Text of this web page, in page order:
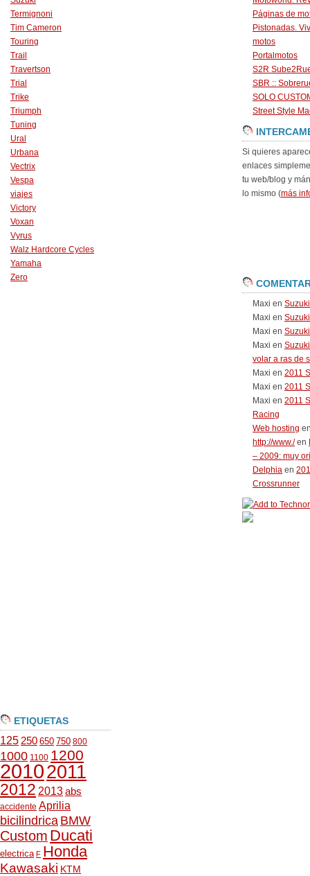
Termignoni
Tim Cameron
Touring
Trail
Travertson
Trial
Trike
Triumph
Tuning
Ural
Urbana
Vectrix
Vespa
viajes
Victory
Voxan
Vyrus
Walz Hardcore Cycles
Yamaha
Zero
ETIQUETAS
125 250 650 750 800
1000 1100 1200
20102011
2012 2013abs
accidente Aprilia
bicilindrica BMW
Custom Ducati
electrica F Honda
Kawasaki KTM
Páginas de
Pistonadas.
motos
Portalmotos
S2R
SBR ::
SOLO
Street Style
Si quieres
enlaces
tu web/blog y
lo mismo (más
Maxi en
Maxi en
Maxi en
Maxi en
volar a ras de
Maxi en 2011
Maxi en 2011
Maxi en 2011
Racing
Web hosting
http://www./en
– 2009: muy
Delphia en
Crossrunner